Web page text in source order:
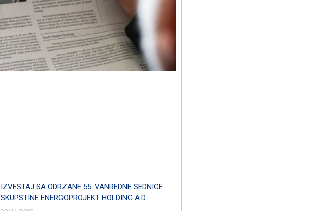
IZVESTAJ SA ODRZANE 55. VANREDNE SEDNICE
SKUPSTINE ENERGOPROJEKT HOLDING A.D.